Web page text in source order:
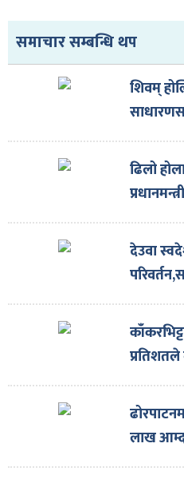
समाचार सम्बन्धि थप
शिवम्
ढिलो
देउवा
लाख